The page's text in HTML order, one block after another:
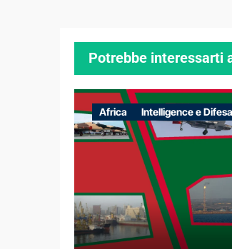
Potrebbe interessarti
Africa Intelligence e Difesa